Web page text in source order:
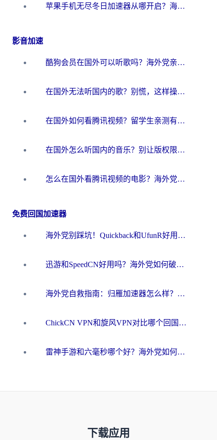
苹果手机无尽冬日加速器从哪开启？海外玩家的冬日生存指南
影音加速
酷狗会员在国外可以听歌吗？海外党亲测有效：3步解决音乐权限难题
在国外无法听国内的歌？别慌，这样操作就能畅听QQ音乐（附亲测加速器推荐）
在国外如何看腾讯视频？留学生亲测有效的回国加速方案
在国外怎么听国内的音乐？别让版权限制断了你的华语歌单
怎么在国外看腾讯视频的电影？海外党亲测有效的回国加速指南
免费回国加速器
海外党别踩坑！Quickback和UfunR好用吗？选对回国加速器才能无缝刷国内资源
迅游和SpeedCN好用吗？海外党如何破解那道看不见的墙
海外党自救指南：归雁加速器怎么样？教你避开坑实现国内资源无缝访问
ChickCN VPN和旋风VPN对比哪个回国效果更好？海外用户的选择困境与出路
雷神手游和六毫秒哪个好？海外党如何真正解锁国内资源
下载应用